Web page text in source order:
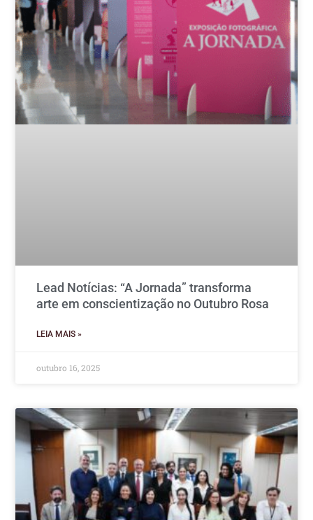
Lead Notícias: “A Jornada” transforma
arte em conscientização no Outubro Rosa
LEIA MAIS »
outubro 16, 2025